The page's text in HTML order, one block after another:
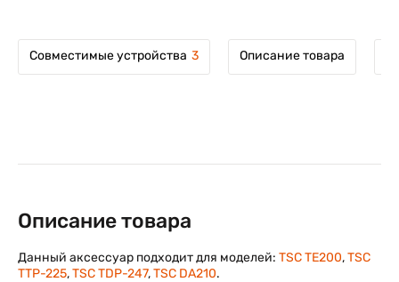
Совместимые устройства 3 Описание товара
Описание товара
Данный аксессуар подходит для моделей: TSC TE200,TSC
TTP-225,TSC TDP-247,TSC DA210.